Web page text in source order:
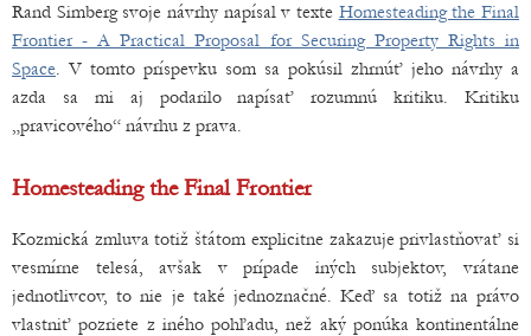
Rand Simberg svoje návrhy napísal v texte Homesteading the Final
Frontier - A Practical Proposal for Securing Property Rights in
Space. V tomto príspevku som sa pokúsil zhrnúť jeho návrhy a
azda sa mi aj podarilo napísať rozumnú kritiku. Kritiku
„pravicového“ návrhu z prava.
Homesteading the Final Frontier
Kozmická zmluva totiž štátom explicitne zakazuje privlastňovať si
vesmírne telesá, avšak v prípade iných subjektov, vrátane
jednotlivcov, to nie je také jednoznačné. Keď sa totiž na právo
vlastniť pozriete z iného pohľadu, než aký ponúka kontinentálne